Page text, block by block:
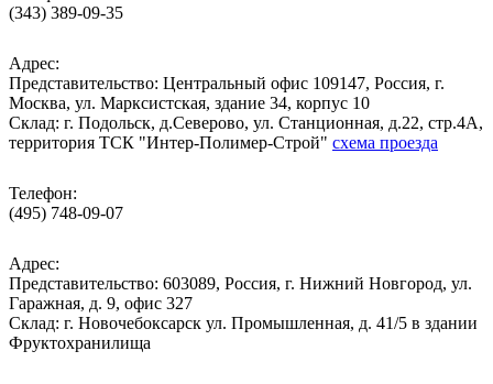
(343) 389-09-35
Адрес:
Представительство: Центральный офис 109147, Россия, г.
Москва, ул. Марксистская, здание 34, корпус 10
Cклад: г. Подольск, д.Северово, ул. Станционная, д.22, стр.4А,
территория ТСК "Интер-Полимер-Строй" схема проезда
Телефон:
(495) 748-09-07
Адрес:
Представительство: 603089, Россия, г. Нижний Новгород, ул.
Гаражная, д. 9, офис 327
Склад: г. Новочебоксарск ул. Промышленная, д. 41/5 в здании
Фруктохранилища